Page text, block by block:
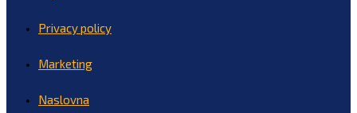
Privacy policy
Marketing
Naslovna